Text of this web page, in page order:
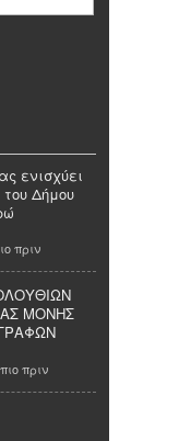
ενισχύει
του Δήμου
πριν
ΜΟΝΗΣ
πιο πριν